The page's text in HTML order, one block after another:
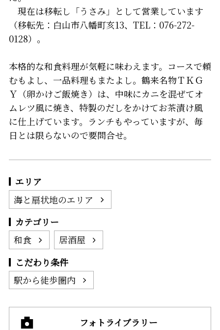
現在は移転し「うさみ」として営業しています
（移転先：白山市八幡町亥13、TEL：076-272-
0128）。
本格的な和食料理が気軽に味わえます。コースで頼
むもよし、一品料理もまたよし。鶴来名物ＴＫＧ
Ｙ（卵かけご飯焼き）は、中味にカニを混ぜてオ
ムレツ風に焼き、特製のだしをかけてお茶漬け風
に仕上げています。ランチもやっていますが、毎
日とは限らないので要問合せ。
エリア
海と扇状地のエリア
カテゴリー
和食
居酒屋
こだわり条件
駅から徒歩圏内
フォトライブラリー